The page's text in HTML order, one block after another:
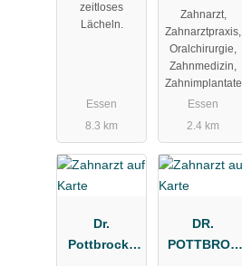
Deckers und
zeitloses
Lächeln.
Essen
8.3 km
Assadi &
Nasser
Assadi
Zahnarzt,
Zahnarztpraxis,
Oralchirurgie,
Zahnmedizin,
Zahnimplantate
Essen
2.4 km
Dr.
Pottbrock |
DR.
POTTBROC